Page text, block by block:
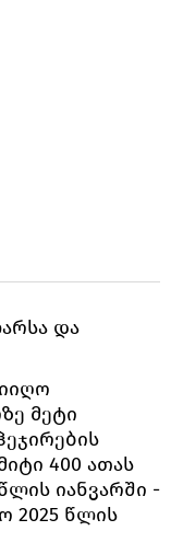
და
მეტი
400 ათას
იანვარში -
2025 წლის